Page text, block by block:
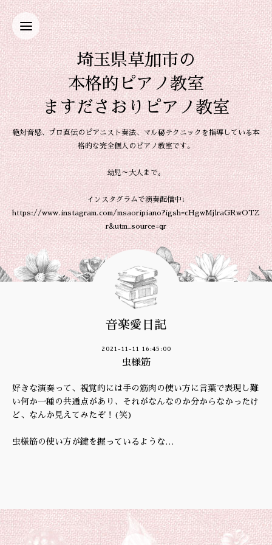
埼玉県草加市の
本格的ピアノ教室
ますださおりピアノ教室
絶対音感、プロ直伝のピアニスト奏法、マル秘テクニックを指導している本
格的な完全個人のピアノ教室です。
幼児～大人まで。
インスタグラムで演奏配信中↓
https://www.instagram.com/msaoripiano?igsh=cHgwMjlraGRwOTZ
r&utm_source=qr
音楽愛日記
2021-11-11 16:45:00
虫様筋
好きな演奏って、視覚的には手の筋肉の使い方に言葉で表現し難
い何か一種の共通点があり、それがなんなのか分からなかったけ
ど、なんか見えてみたぞ！(笑)
虫様筋の使い方が鍵を握っているような…